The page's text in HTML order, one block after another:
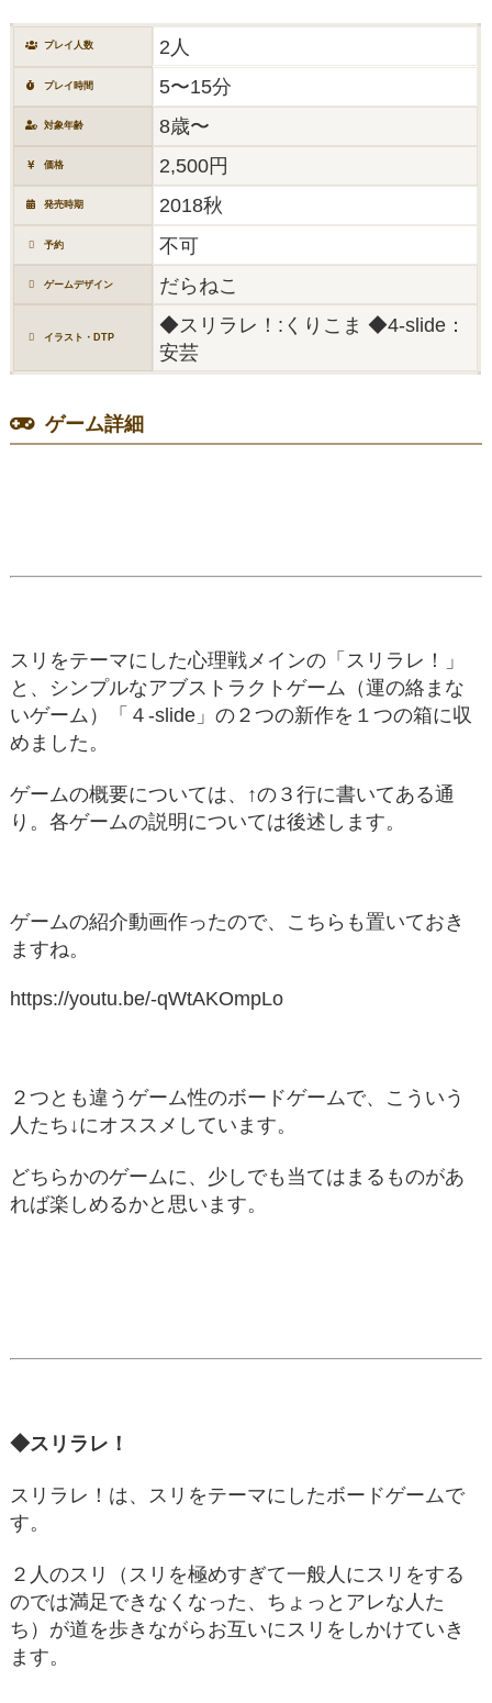
プレイ人数 2人
プレイ時間 5〜15分
対象年齢 8歳〜
価格 2,500円
発売時期 2018秋
予約 不可
ゲームデザイン だらねこ
イラスト・DTP
◆スリラレ！:くりこま ◆4-slide：
安芸
ゲーム詳細
スリをテーマにした心理戦メインの「スリラレ！」
と、シンプルなアブストラクトゲーム（運の絡まな
いゲーム）「４-slide」の２つの新作を１つの箱に収
めました。
ゲームの概要については、↑の３行に書いてある通
り。各ゲームの説明については後述します。
ゲームの紹介動画作ったので、こちらも置いておき
ますね。
https://youtu.be/-qWtAKOmpLo
２つとも違うゲーム性のボードゲームで、こういう
人たち↓にオススメしています。
どちらかのゲームに、少しでも当てはまるものがあ
れば楽しめるかと思います。
◆スリラレ！
スリラレ！は、スリをテーマにしたボードゲームで
す。
２人のスリ（スリを極めすぎて一般人にスリをする
のでは満足できなくなった、ちょっとアレな人た
ち）が道を歩きながらお互いにスリをしかけていき
ます。